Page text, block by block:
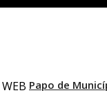
Papo de